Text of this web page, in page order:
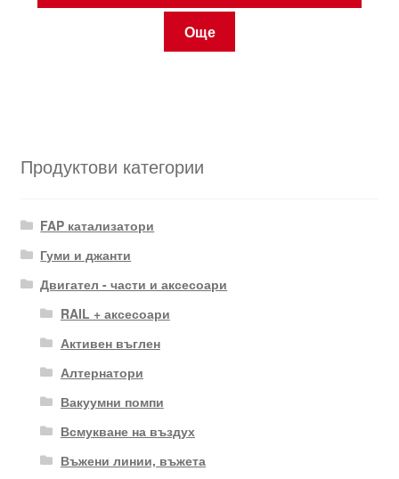
Още
Продуктови категории
FAP катализатори
Гуми и джанти
Двигател - части и аксесоари
RAIL + аксесоари
Активен въглен
Алтернатори
Вакуумни помпи
Всмукване на въздух
Въжени линии, въжета